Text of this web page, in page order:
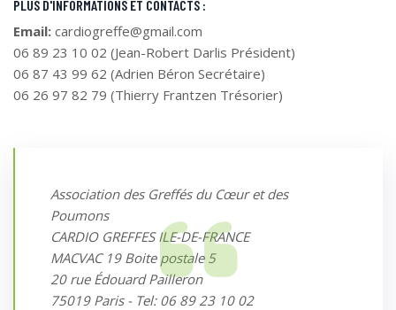
PLUS D'INFORMATIONS ET CONTACTS :
Email: cardiogreffe@gmail.com
06 89 23 10 02 (Jean-Robert Darlis Président)
06 87 43 99 62 (Adrien Béron Secrétaire)
06 26 97 82 79 (Thierry Frantzen Trésorier)
Association des Greffés du Cœur et des
Poumons
CARDIO GREFFES ILE-DE-FRANCE
MACVAC 19 Boite postale 5
20 rue Édouard Pailleron
75019 Paris - Tel: 06 89 23 10 02